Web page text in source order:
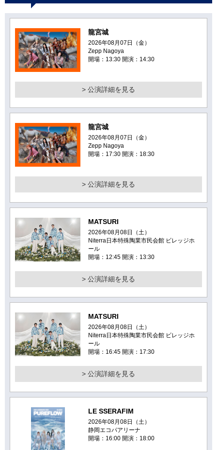
龍宮城
2026年08月07日（金）
Zepp Nagoya
開場：13:30 開演：14:30
> 公演詳細を見る
龍宮城
2026年08月07日（金）
Zepp Nagoya
開場：17:30 開演：18:30
> 公演詳細を見る
MATSURI
2026年08月08日（土）
Niterra日本特殊陶業市民会館 ビレッジホ
ール
開場：12:45 開演：13:30
> 公演詳細を見る
MATSURI
2026年08月08日（土）
Niterra日本特殊陶業市民会館 ビレッジホ
ール
開場：16:45 開演：17:30
> 公演詳細を見る
LE SSERAFIM
2026年08月08日（土）
静岡エコパアリーナ
開場：16:00 開演：18:00